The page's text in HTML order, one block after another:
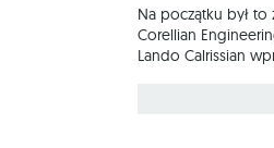
Na początku był to
Corellian
Lando Calrissian